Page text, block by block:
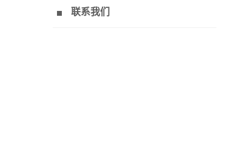
联系我们